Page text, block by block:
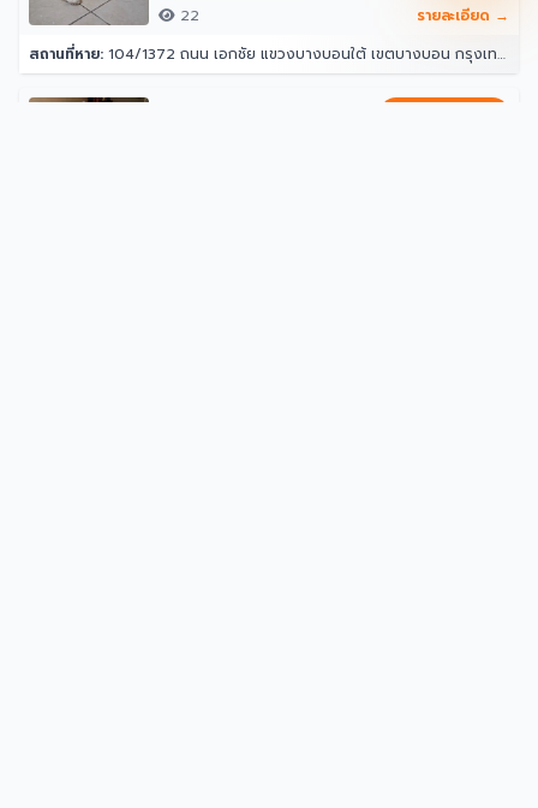
22
รายละเอียด →
สถานที่หาย: 104/1372 ถนน เอกชัย แขวงบางบอนใต้ เขตบางบอน กรุงเทพมหานคร 10150